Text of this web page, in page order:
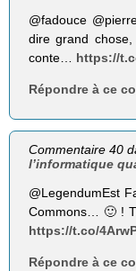
@fadouce
dire grand
conte… https://
Répondre à ce
Commentaire 40
l’informatique
@LegendumEst
Commons… 🙂 !
https://t.co/
Répondre à ce